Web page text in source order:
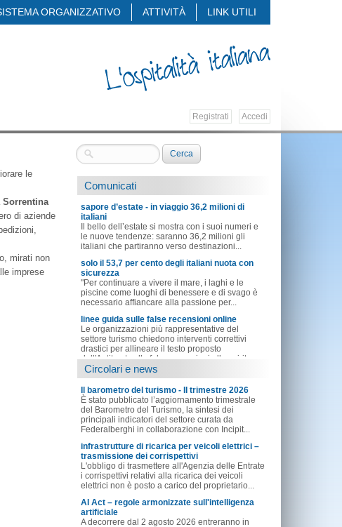
ORGANIZZATIVO ATTIVITÀ LINK UTILI
Registrati Accedi
le
Sorrentina
di aziende
mirati non
imprese
Comunicati
sapore d’estate - in viaggio 36,2 milioni di
italiani
Il bello dell’estate si mostra con i suoi numeri e
le nuove tendenze: saranno 36,2 milioni gli
italiani che partiranno verso destinazioni...
solo il 53,7 per cento degli italiani nuota con
sicurezza
"Per continuare a vivere il mare, i laghi e le
piscine come luoghi di benessere e di svago è
necessario affiancare alla passione per...
linee guida sulle false recensioni online
Le organizzazioni più rappresentative del
settore turismo chiedono interventi correttivi
drastici per allineare il testo proposto
dall'Antitrust sulle false recensioni allo spirito...
Circolari e news
Il barometro del turismo - II trimestre 2026
È stato pubblicato l’aggiornamento trimestrale
del Barometro del Turismo, la sintesi dei
principali indicatori del settore curata da
Federalberghi in collaborazione con Incipit...
infrastrutture di ricarica per veicoli elettrici –
trasmissione dei corrispettivi
L'obbligo di trasmettere all'Agenzia delle Entrate
i corrispettivi relativi alla ricarica dei veicoli
elettrici non è posto a carico del proprietario...
AI Act – regole armonizzate sull'intelligenza
artificiale
A decorrere dal 2 agosto 2026 entreranno in